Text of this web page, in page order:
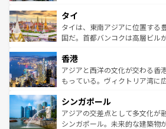
リティに包まれながら、韓国の
わってみてほしい。
覧を参照してほしい。
急速な発展と共に伝統が息づく
ーチミン市のフランス統治時代
醸し出している。また、バラエ
とつ。フォーやバインミー、ベ
ひ現地で味わいたい。どの地域
が旅行者を迎えてくれるので、
参照してほしい。
タイ
タイは、東南アジアに位置する
国だ。首都バンコクは高層ビル
の活気が交差している。北部で
帯で自然と触れ合い、南部では
いビーチでリゾート気分を楽し
激する。気候は一年中温暖で、
が待っている。親しみやすいタ
た文化、そして多様な観光資源
香港
アジアと西洋の文化が交わる香
もっている。ヴィクトリア湾に
み、どこを訪れても感動するは
ており、効率よく見どころを回
うな絶景から文化的な体験まで
シンガポール
アジアの交差点として多文化が
シンガポール。未来的な建築物